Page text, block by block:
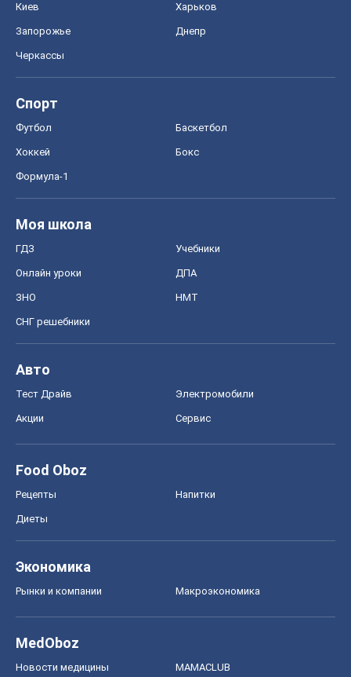
Киев Харьков
Запорожье Днепр
Черкассы
Спорт
Футбол Баскетбол
Хоккей Бокс
Формула-1
Моя школа
ГДЗ Учебники
Онлайн уроки ДПА
ЗНО НМТ
СНГ решебники
Авто
Тест Драйв Электромобили
Акции Сервис
Food Oboz
Рецепты Напитки
Диеты
Экономика
Рынки и компании Mакроэкономика
MedOboz
Новости медицины MAMACLUB